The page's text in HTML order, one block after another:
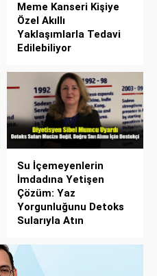
Meme Kanseri Kişiye
Özel Akıllı
Yaklaşımlarla Tedavi
Edilebiliyor
Su İçemeyenlerin
İmdadına Yetişen
Çözüm: Yaz
Yorgunluğunu Detoks
Sularıyla Atın